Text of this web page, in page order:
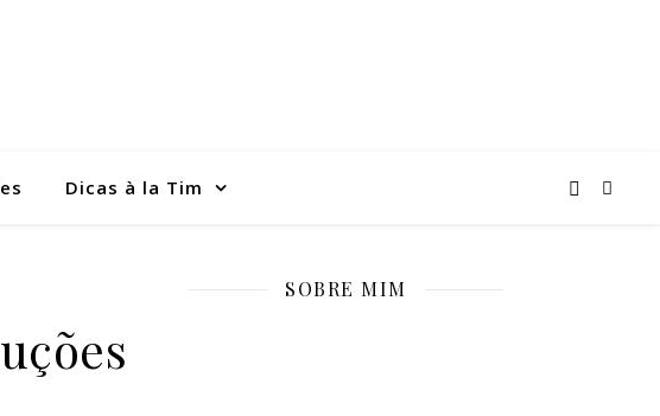
Dicas à la Tim
SOBRE MIM